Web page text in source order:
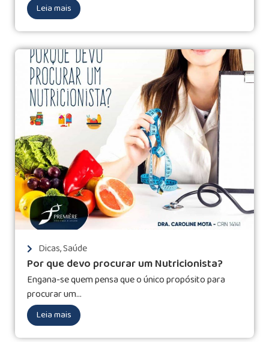
Leia mais
Dicas,Saúde
Por que devo procurar um Nutricionista?
Engana-se quem pensa que o único propósito para
procurar um...
Leia mais